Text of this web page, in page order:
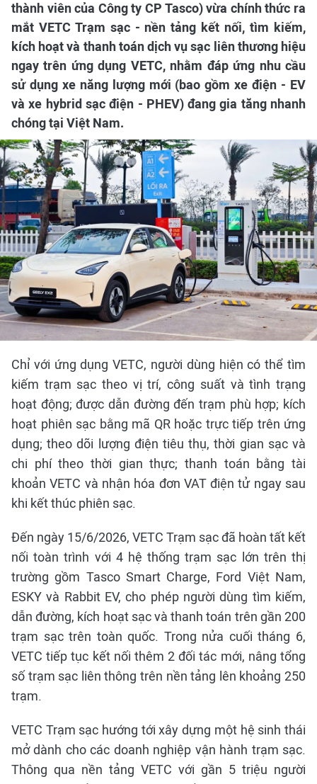
thành viên của Công ty CP Tasco) vừa chính thức ra
mắt VETC Trạm sạc - nền tảng kết nối, tìm kiếm,
kích hoạt và thanh toán dịch vụ sạc liên thương hiệu
ngay trên ứng dụng VETC, nhằm đáp ứng nhu cầu
sử dụng xe năng lượng mới (bao gồm xe điện - EV
và xe hybrid sạc điện - PHEV) đang gia tăng nhanh
chóng tại Việt Nam.
Chỉ với ứng dụng VETC, người dùng hiện có thể tìm
kiếm trạm sạc theo vị trí, công suất và tình trạng
hoạt động; được dẫn đường đến trạm phù hợp; kích
hoạt phiên sạc bằng mã QR hoặc trực tiếp trên ứng
dụng; theo dõi lượng điện tiêu thụ, thời gian sạc và
chi phí theo thời gian thực; thanh toán bằng tài
khoản VETC và nhận hóa đơn VAT điện tử ngay sau
khi kết thúc phiên sạc.
Đến ngày 15/6/2026, VETC Trạm sạc đã hoàn tất kết
nối toàn trình với 4 hệ thống trạm sạc lớn trên thị
trường gồm Tasco Smart Charge, Ford Việt Nam,
ESKY và Rabbit EV, cho phép người dùng tìm kiếm,
dẫn đường, kích hoạt sạc và thanh toán trên gần 200
trạm sạc trên toàn quốc. Trong nửa cuối tháng 6,
VETC tiếp tục kết nối thêm 2 đối tác mới, nâng tổng
số trạm sạc liên thông trên nền tảng lên khoảng 250
trạm.
VETC Trạm sạc hướng tới xây dựng một hệ sinh thái
mở dành cho các doanh nghiệp vận hành trạm sạc.
Thông qua nền tảng VETC với gần 5 triệu người